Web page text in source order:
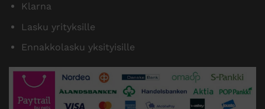
Klarna
Lasku yrityksille
Ennakkolasku yksityisille